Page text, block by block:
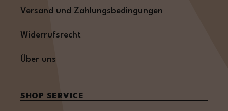
Versand und Zahlungsbedingungen
Widerrufsrecht
Über uns
SHOP SERVICE